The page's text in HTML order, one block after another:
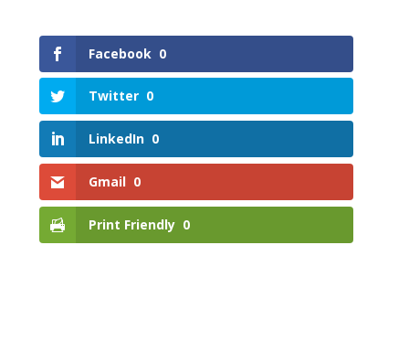
Facebook 0
Twitter 0
LinkedIn 0
Gmail 0
Print Friendly 0